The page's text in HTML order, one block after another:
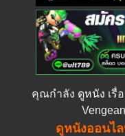
คุณกำลัง ดูหนัง เรื่
ดูหนังออนไ